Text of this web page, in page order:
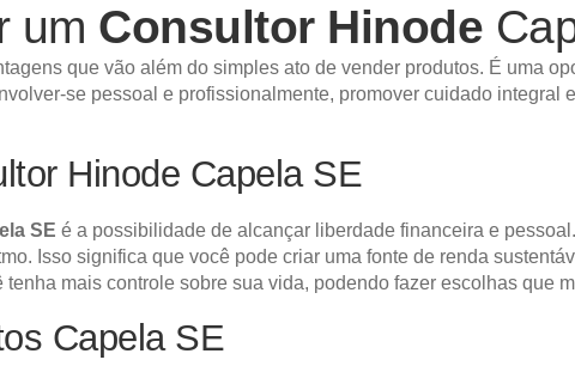
um Consultor Hinode
que vão além do simples ato de vender produtos. É uma
se pessoal e profissionalmente, promover cuidado integral
Hinode Capela SE
SE é a possibilidade de alcançar liberdade financeira e
Isso significa que você pode criar uma fonte de renda
mais controle sobre sua vida, podendo fazer escolhas que
Capela SE